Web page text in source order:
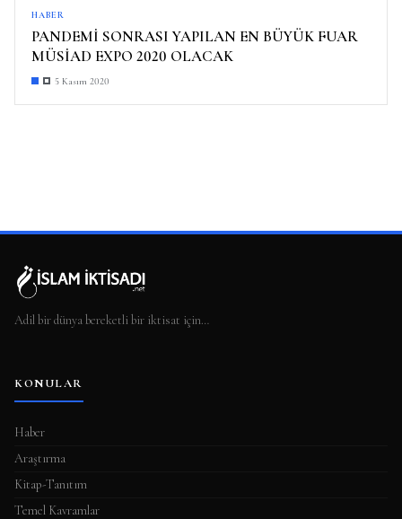
HABER
PANDEMİ SONRASI YAPILAN EN BÜYÜK FUAR
MÜSİAD EXPO 2020 OLACAK
5 Kasım 2020
Adil bir dünya bereketli bir iktisat için…
KONULAR
Haber
Araştırma
Kitap-Tanıtım
Temel Kavramlar